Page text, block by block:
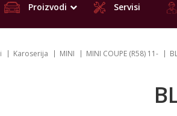
Proizvodi Servisi
Karoserija MINI MINI COUPE (R58) 11-